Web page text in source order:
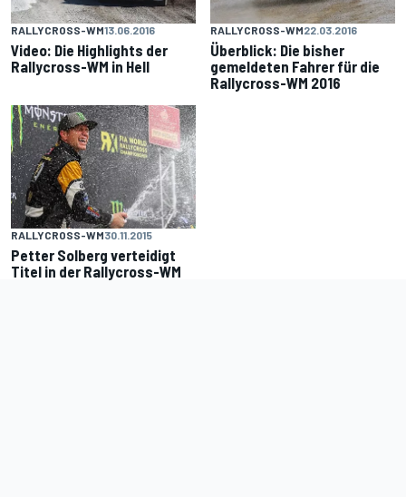
RALLYCROSS-WM13.06.2016
Video: Die Highlights der
Rallycross-WM in Hell
RALLYCROSS-WM22.03.2016
Überblick: Die bisher
gemeldeten Fahrer für die
Rallycross-WM 2016
RALLYCROSS-WM30.11.2015
Petter Solberg verteidigt
Titel in der Rallycross-WM